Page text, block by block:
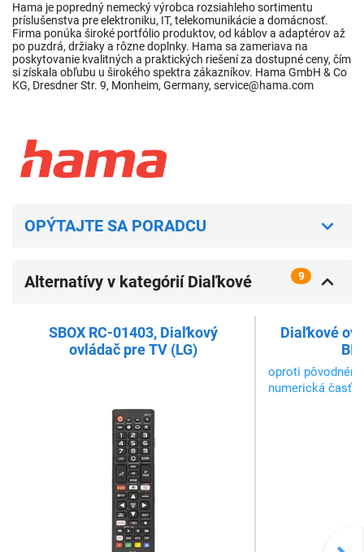
Hama je popredný nemecký výrobca rozsiahleho sortimentu
príslušenstva pre elektroniku, IT, telekomunikácie a domácnosť.
Firma ponúka široké portfólio produktov, od káblov a adaptérov až
po puzdrá, držiaky a rôzne doplnky. Hama sa zameriava na
poskytovanie kvalitných a praktických riešení za dostupné ceny, čím
si získala obľubu u širokého spektra zákazníkov. Hama GmbH & Co
KG, Dresdner Str. 9, Monheim, Germany, service@hama.com
OPÝTAJTE SA PORADCU
Alternatívy v kategórií Diaľkové
9
SBOX RC-01403, Diaľkový
ovládač pre TV (LG)
Diaľkové
oproti
numerická časť